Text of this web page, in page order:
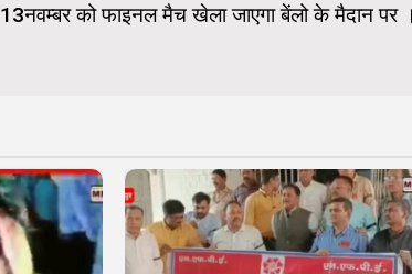
13नवम्बर को फाइनल मैच खेला जाएगा बेंलो के मैदान पर